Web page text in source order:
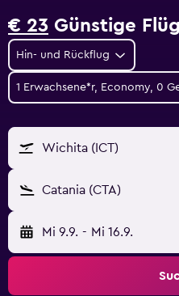
€ 23 Günstige
Hin- und Rückflug
1 Erwachsene*r, Economy, 0
Wichita (ICT)
Catania (CTA)
Mi 9.9. - Mi 16.9.